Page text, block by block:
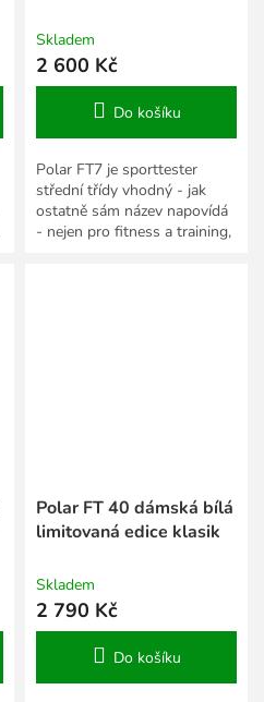
Skladem
2 600 Kč
Do košíku
Polar FT7 je sporttester
střední třídy vhodný - jak
ostatně sám název napovídá
- nejen pro fitness a training,
Polar FT 40 dámská bílá
limitovaná edice klasik
Skladem
2 790 Kč
Do košíku